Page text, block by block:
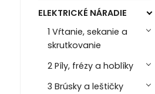
ELEKTRICKÉ NÁRADIE
1 Vŕtanie, sekanie a
skrutkovanie
2 Píly, frézy a hoblíky
3 Brúsky a leštičky